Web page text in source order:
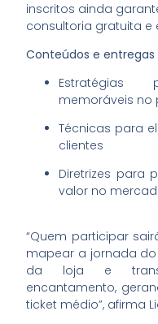
inscritos ainda
consultoria gratuita e
Conteúdos e entregas
Estratégias
memoráveis no
Técnicas para
clientes
Diretrizes para
valor no
“Quem participar
mapear a jornada
da loja e
encantamento,
ticket médio”, afirma